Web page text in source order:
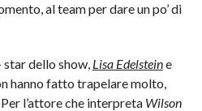
al team per dare un po’ di
star dello show, Lisa Edelsteine
hanno fatto trapelare molto,
l’attore che interpreta Wilson